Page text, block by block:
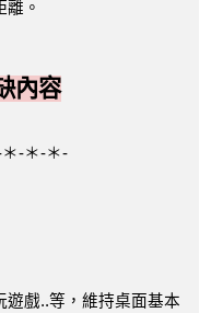
。
內容
-＊-＊-
遊戲..等，維持桌面基本